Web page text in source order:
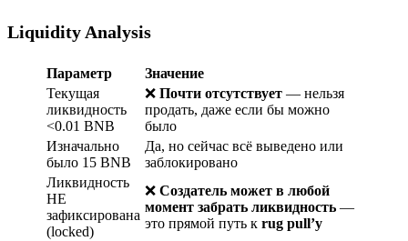
Liquidity Analysis
Параметр
Значение
Текущая
ликвидность
<0.01 BNB
❌ Почти отсутствует — нельзя
продать, даже если бы можно
было
Изначально
было 15 BNB
Да, но сейчас всё выведено или
заблокировано
Ликвидность
НЕ
зафиксирована
(locked)
❌ Создатель может в любой
момент забрать ликвидность —
это прямой путь к rug pull’у